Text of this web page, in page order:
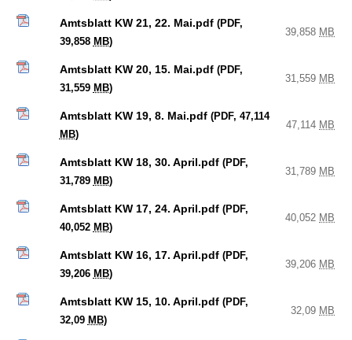
Amtsblatt KW 21, 22. Mai.pdf (PDF,
39,858 MB)
39,858 MB
Amtsblatt KW 20, 15. Mai.pdf (PDF,
31,559 MB)
31,559 MB
Amtsblatt KW 19, 8. Mai.pdf (PDF, 47,114
MB)
47,114 MB
Amtsblatt KW 18, 30. April.pdf (PDF,
31,789 MB)
31,789 MB
Amtsblatt KW 17, 24. April.pdf (PDF,
40,052 MB)
40,052 MB
Amtsblatt KW 16, 17. April.pdf (PDF,
39,206 MB)
39,206 MB
Amtsblatt KW 15, 10. April.pdf (PDF,
32,09 MB)
32,09 MB